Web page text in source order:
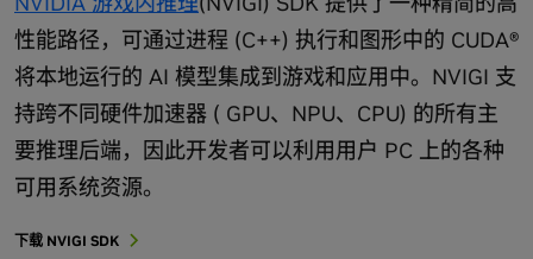
性能路径，可通过进程 (C++) 执行和图形中的 CUDA®
将本地运行的 AI 模型集成到游戏和应用中。NVIGI 支
持跨不同硬件加速器 ( GPU、NPU、CPU) 的所有主
要推理后端，因此开发者可以利用用户 PC 上的各种
可用系统资源。
下载 NVIGI SDK